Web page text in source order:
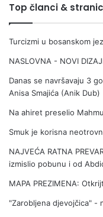
Top članci &
Turcizmi u bosanskom
NASLOVNA - NOVI
Danas se navršavaju 3
Anisa Smajića (Anik Dub)
Na ahiret preselio
Smuk je korisna
NAJVEĆA RATNA
izmislio pobunu i od
MAPA PREZIMENA:
"Zarobljena djevojčica" -